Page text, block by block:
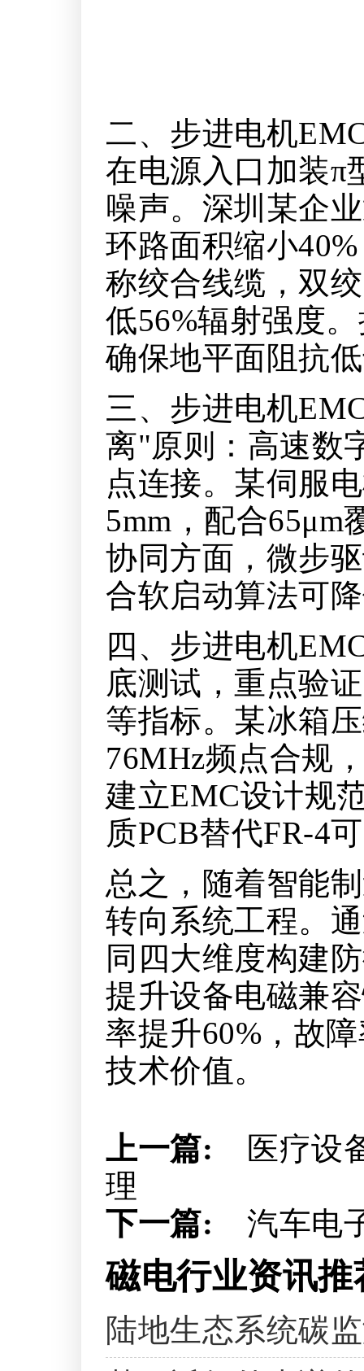
二、步进电机
在电源入口加装π
噪声。深圳某企
环路面积缩小
称绞合线缆，双
低56%辐射强度
确保地平面阻抗
三、步进电机
离"原则：高速数
点连接。某伺服
5mm，配合65μm
协同方面，微步
合软启动算法可
四、步进电机
底测试，重点验
等指标。某冰箱
76MHz频点合规
建立EMC设计规
质PCB替代FR-4
总之，随着智能
转向系统工程。
同四大维度构建
提升设备电磁兼
率提升60%，故
技术价值。
上一篇:
医疗设
理
下一篇:
汽车电
磁电行业资讯推
陆地生态系统碳